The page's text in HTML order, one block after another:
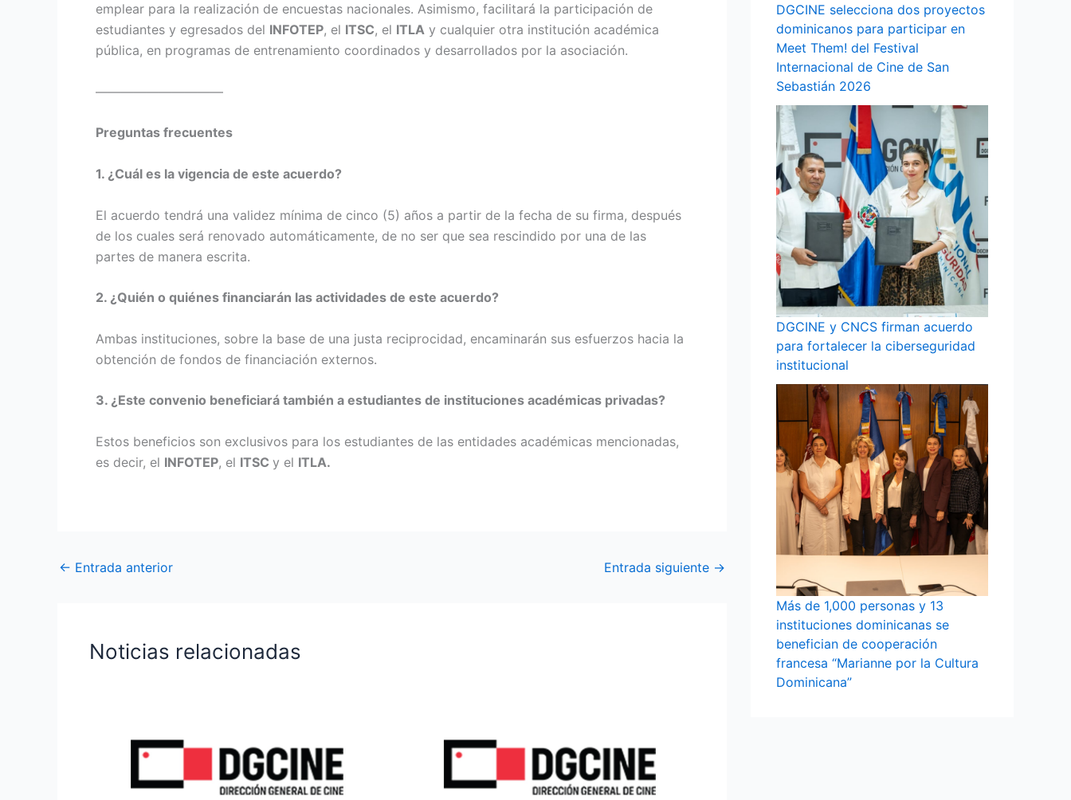
emplear para la realización de encuestas nacionales. Asimismo, facilitará la participación de
estudiantes y egresados del INFOTEP, el ITSC, el ITLA y cualquier otra institución académica
pública, en programas de entrenamiento coordinados y desarrollados por la asociación.
——————————
Preguntas frecuentes
1. ¿Cuál es la vigencia de este acuerdo?
El acuerdo tendrá una validez mínima de cinco (5) años a partir de la fecha de su firma, después
de los cuales será renovado automáticamente, de no ser que sea rescindido por una de las
partes de manera escrita.
2. ¿Quién o quiénes financiarán las actividades de este acuerdo?
Ambas instituciones, sobre la base de una justa reciprocidad, encaminarán sus esfuerzos hacia la
obtención de fondos de financiación externos.
3. ¿Este convenio beneficiará también a estudiantes de instituciones académicas privadas?
Estos beneficios son exclusivos para los estudiantes de las entidades académicas mencionadas,
es decir, el INFOTEP, el ITSC y el ITLA.
← Entrada anterior Entrada siguiente →
Noticias relacionadas
DGCINE selecciona dos proyectos
dominicanos para participar en
Meet Them! del Festival
Internacional de Cine de San
Sebastián 2026
DGCINE y CNCS firman acuerdo
para fortalecer la ciberseguridad
institucional
Más de 1,000 personas y 13
instituciones dominicanas se
benefician de cooperación
francesa “Marianne por la Cultura
Dominicana”